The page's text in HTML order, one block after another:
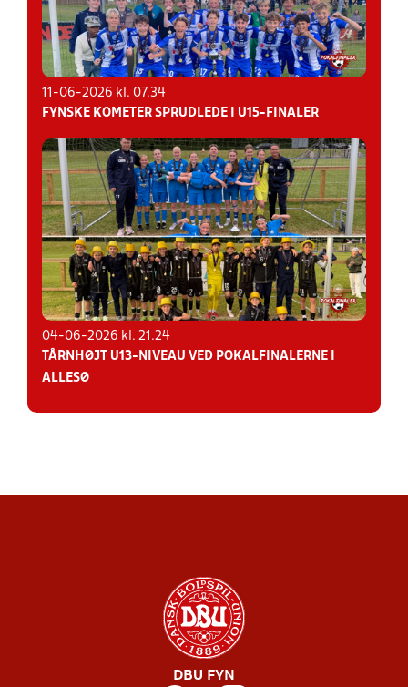
11-06-2026 kl. 07.34
FYNSKE KOMETER SPRUDLEDE I U15-FINALER
04-06-2026 kl. 21.24
TÅRNHØJT U13-NIVEAU VED POKALFINALERNE I
ALLESØ
DBU FYN